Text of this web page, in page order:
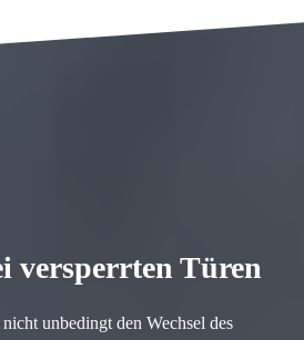
versperrten Türen
unbedingt den Wechsel des